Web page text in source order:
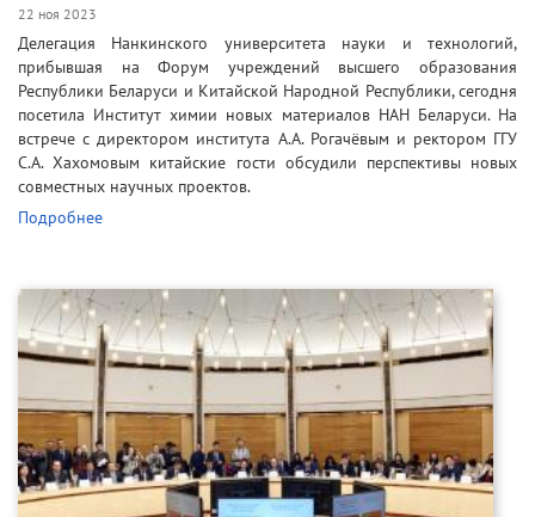
22 ноя 2023
Делегация Нанкинского университета науки и технологий,
прибывшая на Форум учреждений высшего образования
Республики Беларуси и Китайской Народной Республики, сегодня
посетила Институт химии новых материалов НАН Беларуси. На
встрече с директором института А.А. Рогачёвым и ректором ГГУ
С.А. Хахомовым китайские гости обсудили перспективы новых
совместных научных проектов.
Подробнее